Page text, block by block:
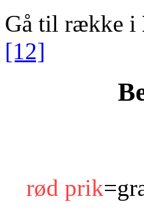
Gå til række i
[12]
rød prik